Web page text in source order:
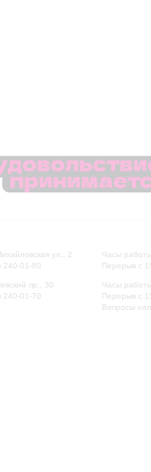
ул., 2
240-01-80
пр., 30
240-01-70
Часы
Перерыв с
Часы
Перерыв с
Вопросы